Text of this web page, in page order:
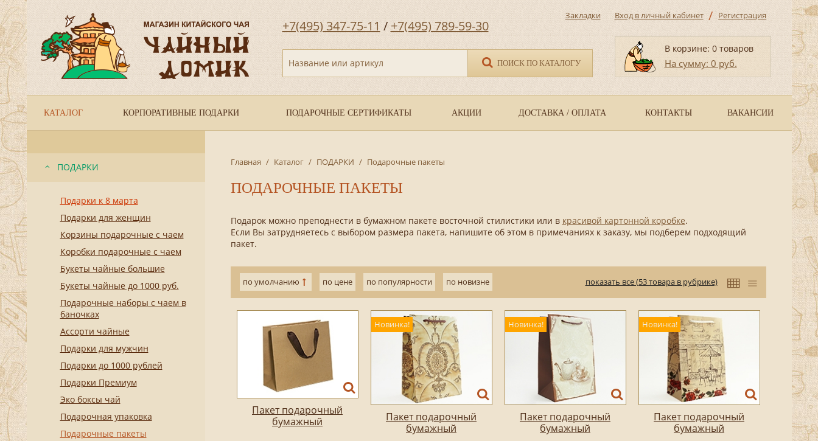
+7(495) 347-75-11 / +7(495) 789-59-30
Название или артикул ПОИСК ПО КАТАЛОГУ
Закладки Вход в личный кабинет / Регистрация
В корзине: 0 товаров
На сумму: 0 руб.
КАТАЛОГ КОРПОРАТИВНЫЕ ПОДАРКИ ПОДАРОЧНЫЕ СЕРТИФИКАТЫ АКЦИИ ДОСТАВКА / ОПЛАТА КОНТАКТЫ ВАКАНСИИ
ПОДАРКИ
Подарки к 8 марта
Подарки для женщин
Корзины подарочные с чаем
Коробки подарочные с чаем
Букеты чайные большие
Букеты чайные до 1000 руб.
Подарочные наборы с чаем в
баночках
Ассорти чайные
Подарки для мужчин
Подарки до 1000 рублей
Подарки Премиум
Эко боксы чай
Подарочная упаковка
Подарочные пакеты
Главная / Каталог / ПОДАРКИ / Подарочные пакеты
ПОДАРОЧНЫЕ ПАКЕТЫ
Подарок можно преподнести в бумажном пакете восточной стилистики или в красивой картонной коробке.
Если Вы затрудняетесь с выбором размера пакета, напишите об этом в примечаниях к заказу, мы подберем подходящий
пакет.
по умолчанию по цене по популярности по новизне показать все (53 товара в рубрике)
Пакет подарочный
бумажный
Новинка!
Пакет подарочный
бумажный
Новинка!
Пакет подарочный
бумажный
Новинка!
Пакет подарочный
бумажный